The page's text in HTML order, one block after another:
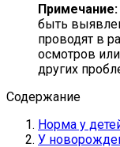
Примечание:
быть
проводят в
осмотров
других
Содержание
Норма у
У